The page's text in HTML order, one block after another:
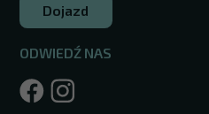
Dojazd
ODWIEDŹ NAS